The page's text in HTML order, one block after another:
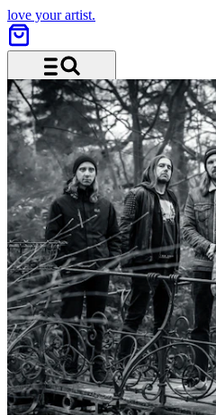
love your artist.
Menü und Suche